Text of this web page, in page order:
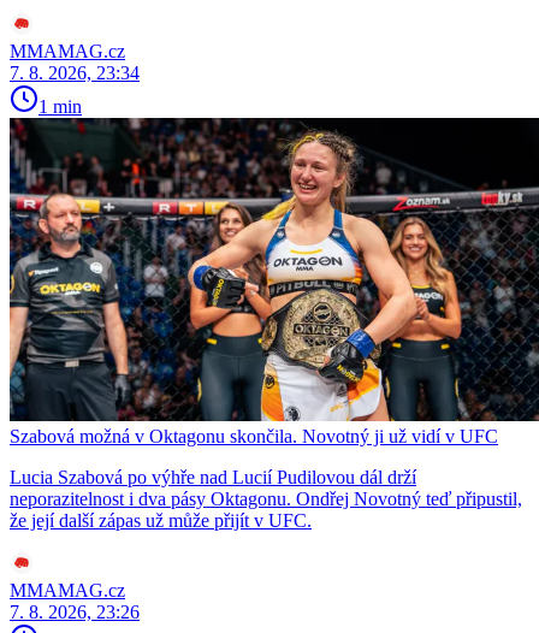
MMAMAG.cz
7. 8. 2026, 23:34
1 min
Szabová možná v Oktagonu skončila. Novotný ji už vidí v UFC
Lucia Szabová po výhře nad Lucií Pudilovou dál drží
neporazitelnost i dva pásy Oktagonu. Ondřej Novotný teď připustil,
že její další zápas už může přijít v UFC.
MMAMAG.cz
7. 8. 2026, 23:26